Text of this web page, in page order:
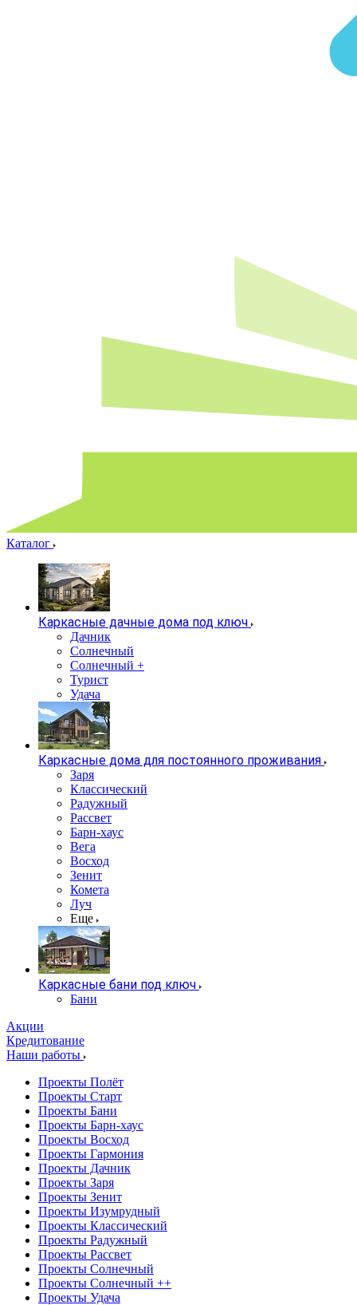
Каталог
Каркасные дачные дома под ключ
Дачник
Солнечный
Солнечный +
Турист
Удача
Каркасные дома для постоянного проживания
Заря
Классический
Радужный
Рассвет
Барн-хаус
Вега
Восход
Зенит
Комета
Луч
Еще
Каркасные бани под ключ
Бани
Акции
Кредитование
Наши работы
Проекты Полёт
Проекты Старт
Проекты Бани
Проекты Барн-хаус
Проекты Восход
Проекты Гармония
Проекты Дачник
Проекты Заря
Проекты Зенит
Проекты Изумрудный
Проекты Классический
Проекты Радужный
Проекты Рассвет
Проекты Солнечный
Проекты Солнечный ++
Проекты Удача